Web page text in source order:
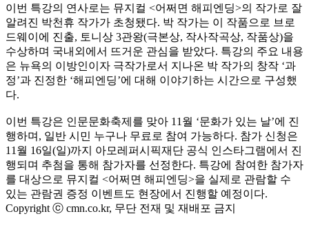
이번 특강의 연사로는 뮤지컬 <어쩌면 해피엔딩>의 작가로 잘
알려진 박천휴 작가가 초청됐다. 박 작가는 이 작품으로 브로
드웨이에 진출, 토니상 3관왕(극본상, 작사작곡상, 작품상)을
수상하며 국내외에서 뜨거운 관심을 받았다. 특강의 주요 내용
은 뉴욕의 이방인이자 극작가로서 지나온 박 작가의 창작 ‘과
정’과 진정한 ‘해피엔딩’에 대해 이야기하는 시간으로 구성했
다.
이번 특강은 인문문화축제를 맞아 11월 ‘문화가 있는 날’에 진
행하며, 일반 시민 누구나 무료로 참여 가능하다. 참가 신청은
11월 16일(일)까지 아모레퍼시픽재단 공식 인스타그램에서 진
행되며 추첨을 통해 참가자를 선정한다. 특강에 참여한 참가자
를 대상으로 뮤지컬 <어쩌면 해피엔딩>을 실제로 관람할 수
있는 관람권 증정 이벤트도 현장에서 진행할 예정이다.
Copyright ⓒ cmn.co.kr, 무단 전재 및 재배포 금지